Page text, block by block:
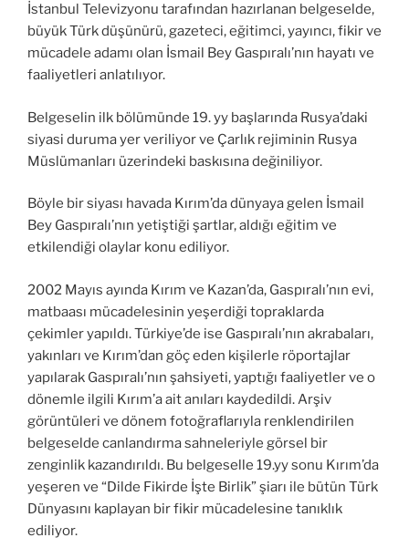
İstanbul Televizyonu tarafından hazırlanan belgeselde,
büyük Türk düşünürü, gazeteci, eğitimci, yayıncı, fikir ve
mücadele adamı olan İsmail Bey Gaspıralı’nın hayatı ve
faaliyetleri anlatılıyor.
Belgeselin ilk bölümünde 19. yy başlarında Rusya’daki
siyasi duruma yer veriliyor ve Çarlık rejiminin Rusya
Müslümanları üzerindeki baskısına değiniliyor.
Böyle bir siyası havada Kırım’da dünyaya gelen İsmail
Bey Gaspıralı’nın yetiştiği şartlar, aldığı eğitim ve
etkilendiği olaylar konu ediliyor.
2002 Mayıs ayında Kırım ve Kazan’da, Gaspıralı’nın evi,
matbaası mücadelesinin yeşerdiği topraklarda
çekimler yapıldı. Türkiye’de ise Gaspıralı’nın akrabaları,
yakınları ve Kırım’dan göç eden kişilerle röportajlar
yapılarak Gaspıralı’nın şahsiyeti, yaptığı faaliyetler ve o
dönemle ilgili Kırım’a ait anıları kaydedildi. Arşiv
görüntüleri ve dönem fotoğraflarıyla renklendirilen
belgeselde canlandırma sahneleriyle görsel bir
zenginlik kazandırıldı. Bu belgeselle 19.yy sonu Kırım’da
yeşeren ve “Dilde Fikirde İşte Birlik” şiarı ile bütün Türk
Dünyasını kaplayan bir fikir mücadelesine tanıklık
ediliyor.